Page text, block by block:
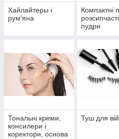
Хайлайтеры і
рум'яна
Компактні
пудри
Тональні креми,
консилери і
коректори, основа
Туш для вій